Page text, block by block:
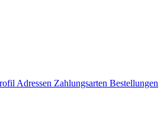
Adressen Zahlungsarten Bestellungen